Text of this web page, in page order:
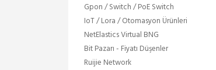
Gpon / Switch / PoE Switch
IoT / Lora / Otomasyon Ürünleri
NetElastics Virtual BNG
Bit Pazarı - Fiyatı Düşenler
Ruijie Network